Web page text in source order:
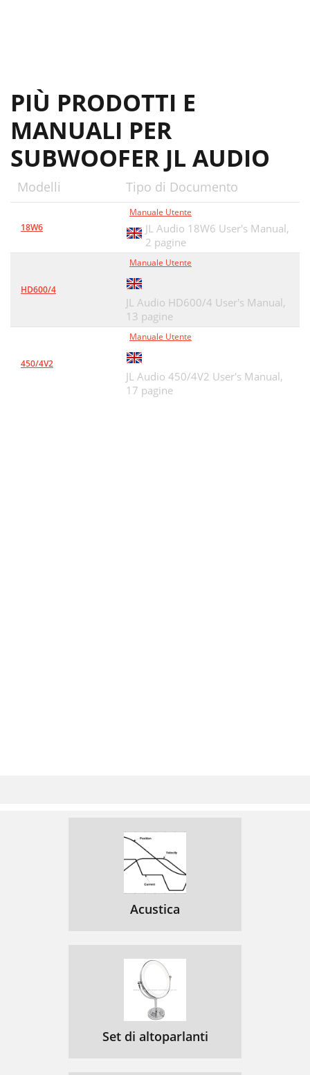
PIÙ PRODOTTI E
MANUALI PER
SUBWOOFER JL AUDIO
Modelli Tipo di Documento
18W6
Manuale Utente
JL Audio 18W6 User's Manual,
2 pagine
HD600/4
Manuale Utente
JL Audio HD600/4 User's Manual,
13 pagine
450/4V2
Manuale Utente
JL Audio 450/4V2 User's Manual,
17 pagine
Acustica
Set di altoparlanti